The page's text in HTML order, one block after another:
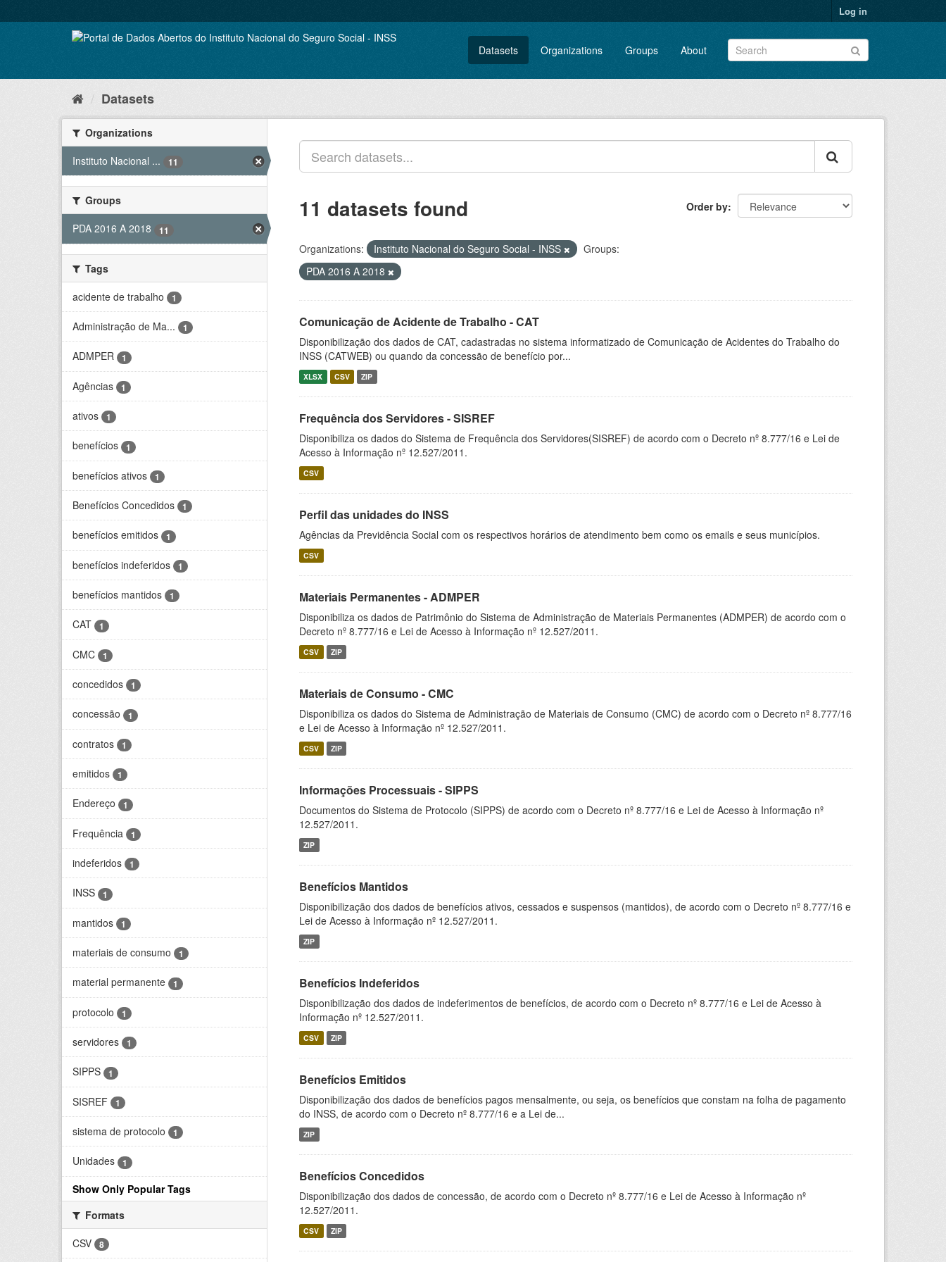
to
Log in
Datasets Organizations Groups About
Datasets
Organizations
Instituto Nacional ...
11
Groups
PDA 2016 A 2018
11
Tags
acidente de trabalho
1
Administração de Ma... 1
ADMPER 1
Agências 1
ativos 1
benefícios 1
benefícios ativos 1
Benefícios Concedidos 1
benefícios emitidos 1
benefícios indeferidos 1
benefícios mantidos 1
CAT 1
CMC 1
concedidos 1
concessão 1
contratos 1
emitidos 1
Endereço 1
Frequência 1
indeferidos 1
INSS 1
mantidos 1
materiais de consumo 1
material permanente 1
protocolo 1
servidores 1
SIPPS 1
SISREF 1
sistema de protocolo 1
Unidades 1
Show Only Popular Tags
Formats
CSV
8
Order by
11 datasets found
Organizations: Instituto Nacional do Seguro Social - INSS
Groups:
PDA 2016 A 2018
Comunicação de Acidente de Trabalho - CAT
Disponibilização dos dados de CAT, cadastradas no sistema informatizado de Comunicação de Acidentes do Trabalho do
INSS (CATWEB) ou quando da concessão de benefício por...
XLSX CSV ZIP
Frequência dos Servidores - SISREF
Disponibiliza os dados do Sistema de Frequência dos Servidores(SISREF) de acordo com o Decreto nº 8.777/16 e Lei de
Acesso à Informação nº 12.527/2011.
CSV
Perfil das unidades do INSS
Agências da Previdência Social com os respectivos horários de atendimento bem como os emails e seus municípios.
CSV
Materiais Permanentes - ADMPER
Disponibiliza os dados de Patrimônio do Sistema de Administração de Materiais Permanentes (ADMPER) de acordo com o
Decreto nº 8.777/16 e Lei de Acesso à Informação nº 12.527/2011.
CSV ZIP
Materiais de Consumo - CMC
Disponibiliza os dados do Sistema de Administração de Materiais de Consumo (CMC) de acordo com o Decreto nº 8.777/16
e Lei de Acesso à Informação nº 12.527/2011.
CSV ZIP
Informações Processuais - SIPPS
Documentos do Sistema de Protocolo (SIPPS) de acordo com o Decreto nº 8.777/16 e Lei de Acesso à Informação nº
12.527/2011.
ZIP
Benefícios Mantidos
Disponibilização dos dados de benefícios ativos, cessados e suspensos (mantidos), de acordo com o Decreto nº 8.777/16 e
Lei de Acesso à Informação nº 12.527/2011.
ZIP
Benefícios Indeferidos
Disponibilização dos dados de indeferimentos de benefícios, de acordo com o Decreto nº 8.777/16 e Lei de Acesso à
Informação nº 12.527/2011.
CSV ZIP
Benefícios Emitidos
Disponibilização dos dados de benefícios pagos mensalmente, ou seja, os benefícios que constam na folha de pagamento
do INSS, de acordo com o Decreto nº 8.777/16 e a Lei de...
ZIP
Benefícios Concedidos
Disponibilização dos dados de concessão, de acordo com o Decreto nº 8.777/16 e Lei de Acesso à Informação nº
12.527/2011.
CSV ZIP